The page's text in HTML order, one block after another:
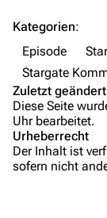
Kategorien:
Episode
Stargate
Zuletzt geändert
Diese Seite
Uhr bearbeitet.
Urheberrecht
Der Inhalt ist
sofern nicht